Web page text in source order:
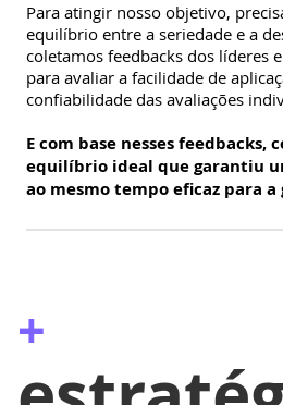
Para atingir nosso objetivo,
equilíbrio entre a seriedade e a
coletamos feedbacks dos líderes
para avaliar a facilidade de
confiabilidade das avaliações
E com base nesses feedbacks,
equilíbrio ideal que garantiu
ao mesmo tempo eficaz para a
+